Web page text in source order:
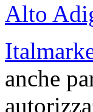
Alto
anche